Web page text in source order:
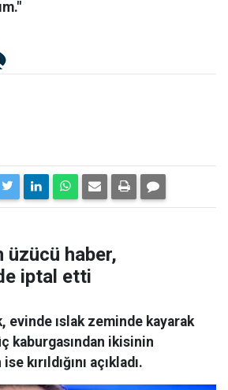
üzücü haber,
iptal etti
evinde ıslak zeminde kayarak
kaburgasından ikisinin
kırıldığını açıkladı.